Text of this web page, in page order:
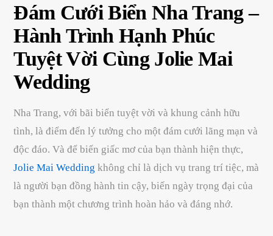
Đám Cưới Biển Nha Trang –
Hành Trình Hạnh Phúc
Tuyệt Vời Cùng Jolie Mai
Wedding
Nha Trang, với bãi biển tuyệt vời và khung cảnh hữu
tình, là điểm đến lý tưởng cho một đám cưới lãng mạn và
độc đáo. Và để biến giấc mơ của bạn thành hiện thực,
Jolie Mai Wedding không chỉ là dịch vụ trang trí tiệc, mà
là người bạn đồng hành tin cậy, biến ngày trọng đại của
bạn thành một chương trình hoàn hảo và đáng nhớ.